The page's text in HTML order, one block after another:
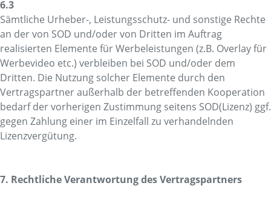
6.3
Sämtliche Urheber-, Leistungsschutz- und sonstige Rechte
an der von SOD und/oder von Dritten im Auftrag
realisierten Elemente für Werbeleistungen (z.B. Overlay für
Werbevideo etc.) verbleiben bei SOD und/oder dem
Dritten. Die Nutzung solcher Elemente durch den
Vertragspartner außerhalb der betreffenden Kooperation
bedarf der vorherigen Zustimmung seitens SOD(Lizenz) ggf.
gegen Zahlung einer im Einzelfall zu verhandelnden
Lizenzvergütung.
7. Rechtliche Verantwortung des Vertragspartners